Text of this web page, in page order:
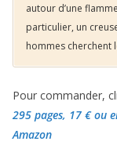
autour d’une
particulier, un
hommes cherchent
Pour commander,
295 pages, 17 €ou
Amazon